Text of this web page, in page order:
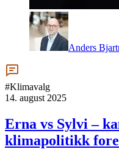
Anders
#Klimavalg
14. august 2025
Erna vs Sylvi –
klimapolitikk